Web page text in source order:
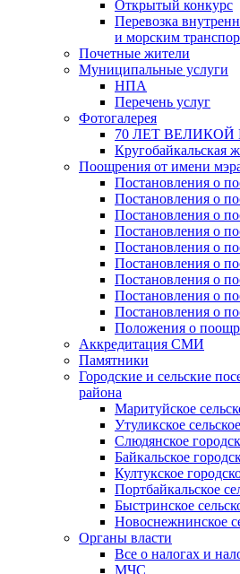
Открытый конкурс
Перевозка
и морским
Почетные жители
Муниципальные услуги
НПА
Перечень услуг
Фотогалерея
70 ЛЕТ
Кругобайкальская
Поощрения от имени
Постановления о
Постановления о
Постановления о
Постановления о
Постановления о
Постановления о
Постановления о
Постановления о
Постановления о
Положения о
Аккредитация СМИ
Памятники
Городские и сельские
района
Маритуйское
Утуликское
Слюдянское
Байкальское
Култукское
Портбайкальское
Быстринское
Новоснежнинское
Органы власти
Все о налогах и
МЧС